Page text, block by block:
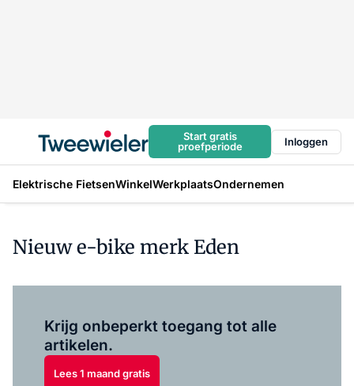
Start gratis
proefperiode
Inloggen
Elektrische FietsenWinkelWerkplaatsOndernemen
Nieuw e-bike merk Eden
Krijg onbeperkt toegang tot alle
artikelen.
Lees 1 maand gratis